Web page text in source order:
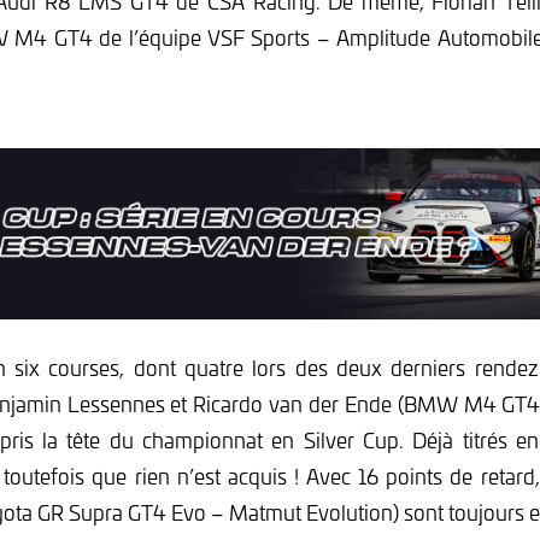
M4 GT4 de l’équipe VSF Sports – Amplitude
six courses, dont quatre lors des deux derniers
Lessennes et Ricardo van der Ende (BMW M4
la tête du championnat en Silver Cup. Déjà titrés
que rien n’est acquis ! Avec 16 points de
GR Supra GT4 Evo – Matmut Evolution) sont toujours